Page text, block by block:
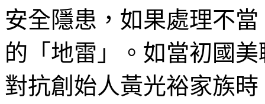
安全隱患，如果處理不
的「地雷」。如當初國
對抗創始人黃光裕家族